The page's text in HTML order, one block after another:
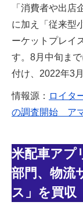
「消費者や出店
に加え「従来型
ーケットプレイ
す。8月中旬ま
付け、2022年3
情報源： ロイタ
の調査開始 アマ
米配車アプ
部門、物流
ス」を買収